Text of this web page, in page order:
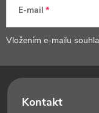
E-mail
Vložením e-mailu